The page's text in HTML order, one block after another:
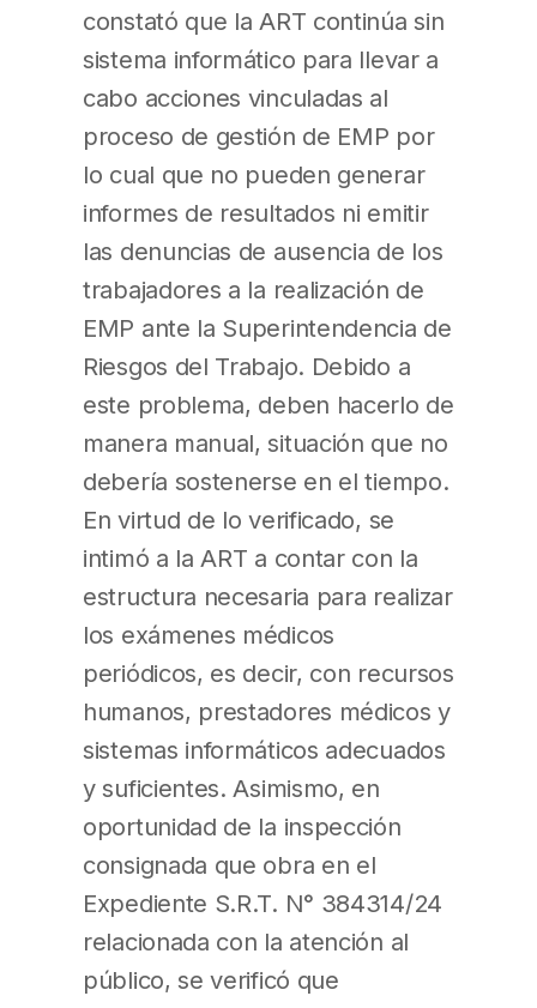
constató que la ART continúa sin
sistema informático para llevar a
cabo acciones vinculadas al
proceso de gestión de EMP por
lo cual que no pueden generar
informes de resultados ni emitir
las denuncias de ausencia de los
trabajadores a la realización de
EMP ante la Superintendencia de
Riesgos del Trabajo. Debido a
este problema, deben hacerlo de
manera manual, situación que no
debería sostenerse en el tiempo.
En virtud de lo verificado, se
intimó a la ART a contar con la
estructura necesaria para realizar
los exámenes médicos
periódicos, es decir, con recursos
humanos, prestadores médicos y
sistemas informáticos adecuados
y suficientes. Asimismo, en
oportunidad de la inspección
consignada que obra en el
Expediente S.R.T. N° 384314/24
relacionada con la atención al
público, se verificó que